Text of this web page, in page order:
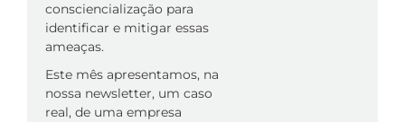
consciencialização para
identificar e mitigar essas
ameaças.
Este mês apresentamos, na
nossa newsletter, um caso
real, de uma empresa